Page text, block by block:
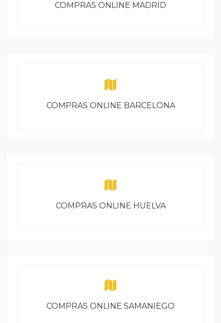
COMPRAS ONLINE MADRID
COMPRAS ONLINE BARCELONA
COMPRAS ONLINE HUELVA
COMPRAS ONLINE SAMANIEGO